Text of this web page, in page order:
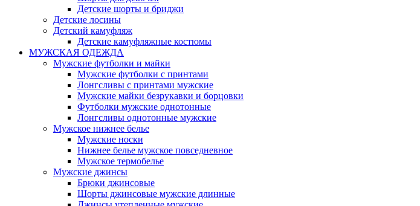
Детские шорты и бриджи
Детские лосины
Детский камуфляж
Детские камуфляжные костюмы
МУЖСКАЯ ОДЕЖДА
Мужские футболки и майки
Мужские футболки с принтами
Лонгсливы с принтами мужские
Мужские майки безрукавки и борцовки
Футболки мужские однотонные
Лонгсливы однотонные мужские
Мужское нижнее белье
Мужские носки
Нижнее белье мужское повседневное
Мужское термобелье
Мужские джинсы
Брюки джинсовые
Шорты джинсовые мужские длинные